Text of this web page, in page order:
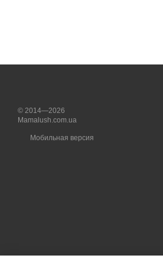
© 2014—2026
Mamalush.com.ua
Мобильная версия